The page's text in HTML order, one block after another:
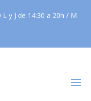
L y J de 14:30 a 20h / M